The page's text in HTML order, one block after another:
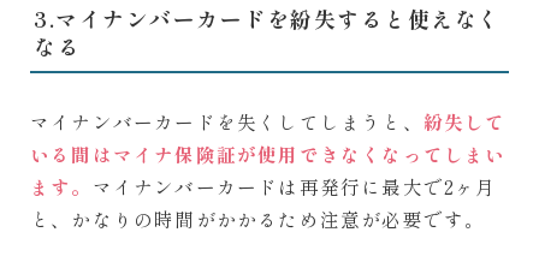
3.マイナンバーカードを紛失すると使えなく
なる
マイナンバーカードを失くしてしまうと、 紛失して
いる間はマイナ保険証が使用できなくなってしまい
ます。 マイナンバーカードは再発行に最大で2ヶ月
と、かなりの時間がかかるため注意が必要です。